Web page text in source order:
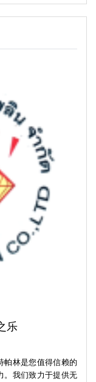
生活都随着海浪的
域,它还是慷慨的馈
多迷人的小商店,每
仅仅是简单的物品,
手工编织的织物,还
岛深厚而多彩的历
第一批旅行者的故
。对于那些想要特
寻找岛上历史和心
售当地手工艺品的
丰富历史和文化的
精美的饰品。店内
讲述着海吉普赛人
海岸。
乐
帕林是您值得信赖的
。我们致力于提供无